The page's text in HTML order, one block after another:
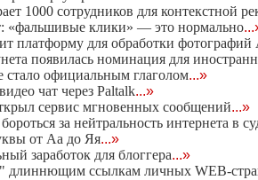
1000 сотрудников для контекстной
клики» — это нормально
платформу для обработки фотографий
появилась номинация для
стало официальным глаголом...»
чат через Paltalk...»
сервис мгновенных сообщений...»
за нейтральность интернета в
от Аа до Яя...»
заработок для блоггера...»
длиннющим ссылкам личных WEB-